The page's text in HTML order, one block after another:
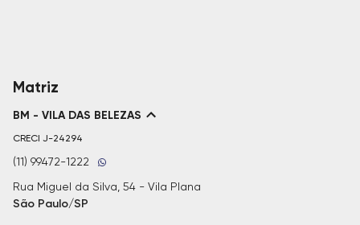
Matriz
BM - VILA DAS BELEZAS
CRECI J-24294
(11) 99472-1222
Rua Miguel da Silva, 54 - Vila Plana
São Paulo/SP